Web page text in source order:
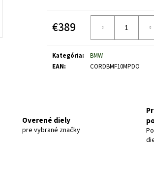
€389
cena:
Kategória:
BMW
EAN: CORDBMF10MPDO
Overené diely
pre vybrané značky